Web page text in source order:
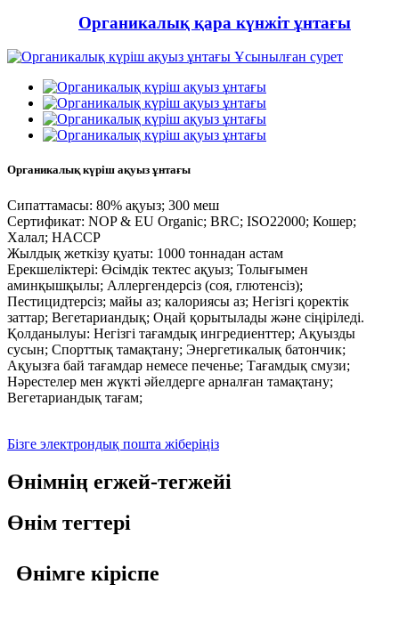
Органикалық қара күнжіт ұнтағы
Органикалық күріш ақуыз ұнтағы
Сипаттамасы: 80% ақуыз; 300 меш
Сертификат: NOP & EU Organic; BRC; ISO22000; Кошер;
Халал; HACCP
Жылдық жеткізу қуаты: 1000 тоннадан астам
Ерекшеліктері: Өсімдік тектес ақуыз; Толығымен
аминқышқылы; Аллергендерсіз (соя, глютенсіз);
Пестицидтерсіз; майы аз; калориясы аз; Негізгі қоректік
заттар; Вегетариандық; Оңай қорытылады және сіңіріледі.
Қолданылуы: Негізгі тағамдық ингредиенттер; Ақуызды
сусын; Спорттық тамақтану; Энергетикалық батончик;
Ақуызға бай тағамдар немесе печенье; Тағамдық смузи;
Нәрестелер мен жүкті әйелдерге арналған тамақтану;
Вегетариандық тағам;
Бізге электрондық пошта жіберіңіз
Өнімнің егжей-тегжейі
Өнім тегтері
Өнімге кіріспе